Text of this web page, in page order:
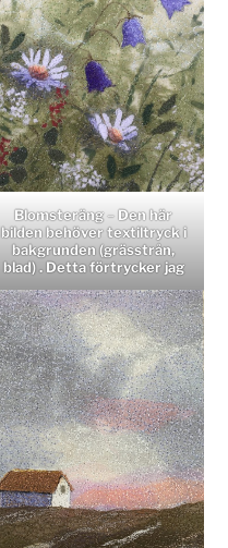
Blomsteräng–Den här
bilden behöver textiltryck i
bakgrunden (grässtrån,
blad) . Detta förtrycker jag